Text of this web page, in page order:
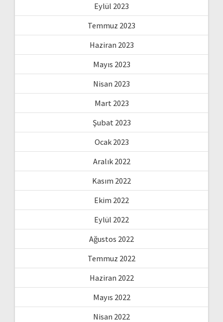
Eylül 2023
Temmuz 2023
Haziran 2023
Mayıs 2023
Nisan 2023
Mart 2023
Şubat 2023
Ocak 2023
Aralık 2022
Kasım 2022
Ekim 2022
Eylül 2022
Ağustos 2022
Temmuz 2022
Haziran 2022
Mayıs 2022
Nisan 2022